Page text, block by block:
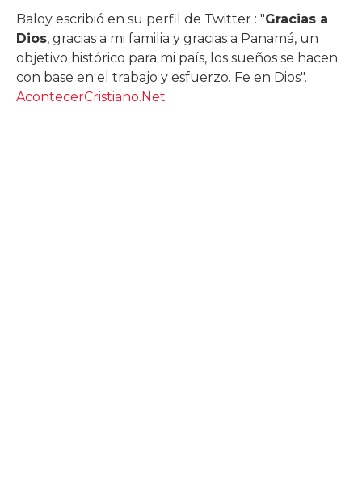
Baloy escribió en su perfil de Twitter : "Gracias a
Dios, gracias a mi familia y gracias a Panamá, un
objetivo histórico para mi país, los sueños se hacen
con base en el trabajo y esfuerzo. Fe en Dios".
AcontecerCristiano.Net